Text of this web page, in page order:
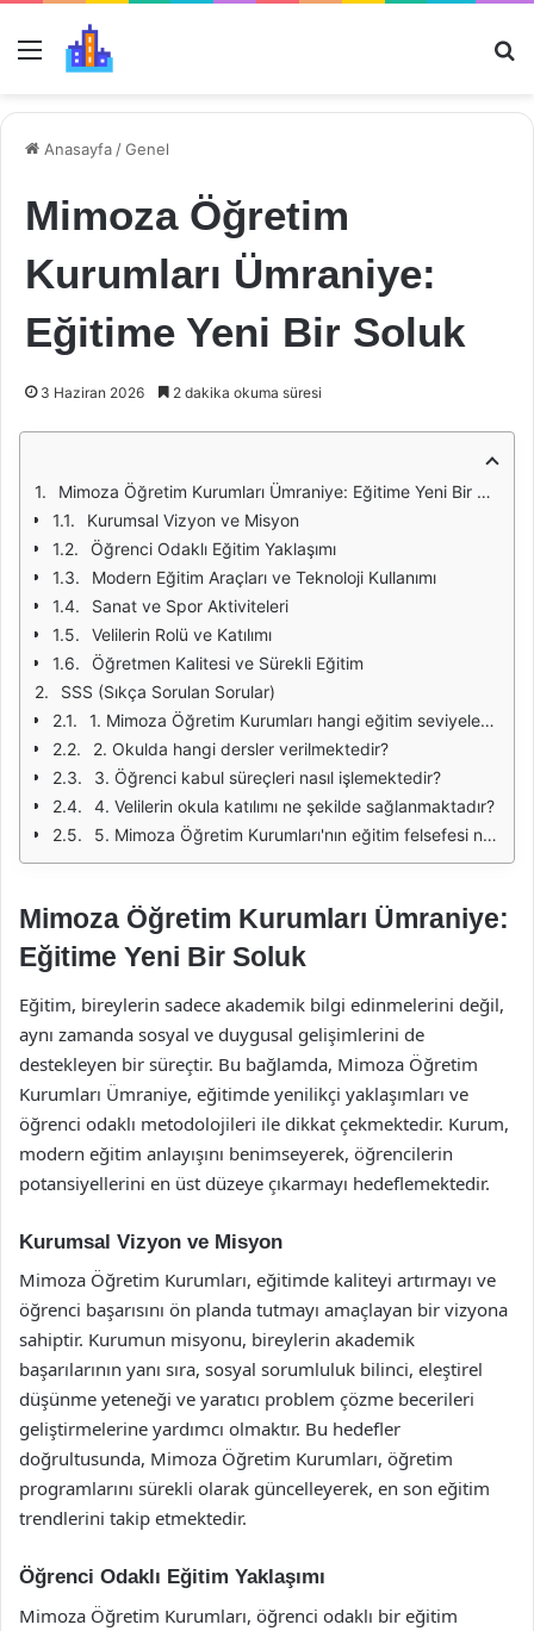
Menü
Anasayfa /Genel
Mimoza Öğretim
Kurumları Ümraniye:
Eğitime Yeni Bir Soluk
3 Haziran 2026 2 dakika okuma süresi
Mimoza Öğretim Kurumları Ümraniye: Eğitime Yeni Bir Soluk
Kurumsal Vizyon ve Misyon
Öğrenci Odaklı Eğitim Yaklaşımı
Modern Eğitim Araçları ve Teknoloji Kullanımı
Sanat ve Spor Aktiviteleri
Velilerin Rolü ve Katılımı
Öğretmen Kalitesi ve Sürekli Eğitim
SSS (Sıkça Sorulan Sorular)
1. Mimoza Öğretim Kurumları hangi eğitim seviyelerinde hizmet vermektedir?
2. Okulda hangi dersler verilmektedir?
3. Öğrenci kabul süreçleri nasıl işlemektedir?
4. Velilerin okula katılımı ne şekilde sağlanmaktadır?
5. Mimoza Öğretim Kurumları'nın eğitim felsefesi nedir?
Mimoza Öğretim Kurumları Ümraniye:
Eğitime Yeni Bir Soluk
Eğitim, bireylerin sadece akademik bilgi edinmelerini değil,
aynı zamanda sosyal ve duygusal gelişimlerini de
destekleyen bir süreçtir. Bu bağlamda, Mimoza Öğretim
Kurumları Ümraniye, eğitimde yenilikçi yaklaşımları ve
öğrenci odaklı metodolojileri ile dikkat çekmektedir. Kurum,
modern eğitim anlayışını benimseyerek, öğrencilerin
potansiyellerini en üst düzeye çıkarmayı hedeflemektedir.
Kurumsal Vizyon ve Misyon
Mimoza Öğretim Kurumları, eğitimde kaliteyi artırmayı ve
öğrenci başarısını ön planda tutmayı amaçlayan bir vizyona
sahiptir. Kurumun misyonu, bireylerin akademik
başarılarının yanı sıra, sosyal sorumluluk bilinci, eleştirel
düşünme yeteneği ve yaratıcı problem çözme becerileri
geliştirmelerine yardımcı olmaktır. Bu hedefler
doğrultusunda, Mimoza Öğretim Kurumları, öğretim
programlarını sürekli olarak güncelleyerek, en son eğitim
trendlerini takip etmektedir.
Öğrenci Odaklı Eğitim Yaklaşımı
Mimoza Öğretim Kurumları, öğrenci odaklı bir eğitim